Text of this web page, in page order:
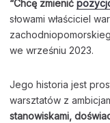
“Chcę zmienić
słowami właściciel
we wrześniu 2023.
Jego historia jest
warsztatów z
stanowiskami,